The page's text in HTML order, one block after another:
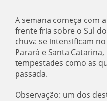
A semana começa com
frente fria sobre o Sul
chuva se intensificam
Parará e Santa
tempestades como as
passada.
Observação: um dos